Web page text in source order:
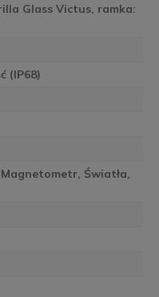
Glass Victus, ramka:
(IP68)
Światła,